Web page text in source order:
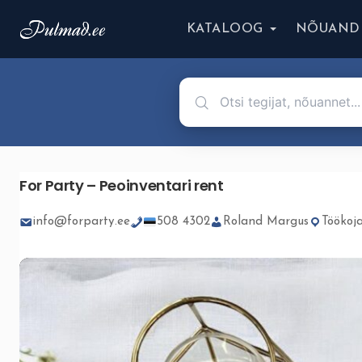
KATALOOG
For Party – Peoinventari rent
info@forparty.ee 508 4302 Roland Margus